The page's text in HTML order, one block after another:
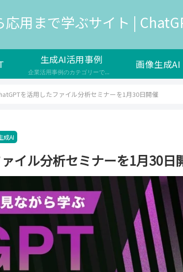
応用まで学ぶサイト |
生成AI活用事例
企業活用事例のカテゴリーです。生成AIは、人工知能の一種で、新しいデータやコンテンツを生成する能力を持つAIのことを指し、様々な企業で新サービスの開発や自社の業務効率化で導入が検討されています。 生成AIのメリットや効果 ユーザーの満足度やエンゲージメントを高める コストや時間の削減や品質の向上を実現する 新しい価値やイノベーションを生み出す 生成AIの課題や注意点 生成AIの出力の信頼性や公平性…
画像生成AI
を活用したファイル分析セミナーを1月30日開催
成AI
イル分析セミナーを1月30